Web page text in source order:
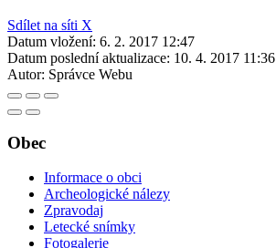
Sdílet na síti X
Datum vložení: 6. 2. 2017 12:47
Datum poslední aktualizace: 10. 4. 2017 11:36
Autor: Správce Webu
Obec
Informace o obci
Archeologické nálezy
Zpravodaj
Letecké snímky
Fotogalerie